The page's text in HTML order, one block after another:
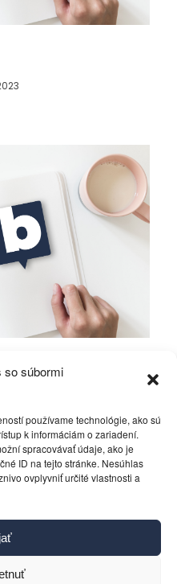
so súbormi
používame technológie, ako sú
k informáciám o zariadení.
spracovávať údaje, ako je
ID na tejto stránke. Nesúhlas
ovplyvniť určité vlastnosti a